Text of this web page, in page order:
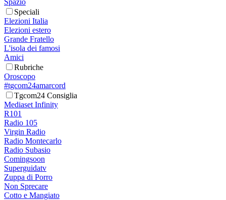
Speciali
Elezioni Italia
Elezioni estero
Grande Fratello
L'isola dei famosi
Amici
Rubriche
Oroscopo
#tgcom24amarcord
Tgcom24 Consiglia
Mediaset Infinity
R101
Radio 105
Virgin Radio
Radio Montecarlo
Radio Subasio
Comingsoon
Superguidatv
Zuppa di Porro
Non Sprecare
Cotto e Mangiato